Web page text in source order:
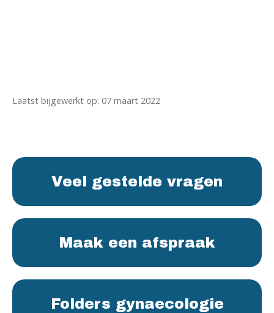
Laatst bijgewerkt op: 07 maart 2022
Veel gestelde vragen
Maak een afspraak
Folders gynaecologie